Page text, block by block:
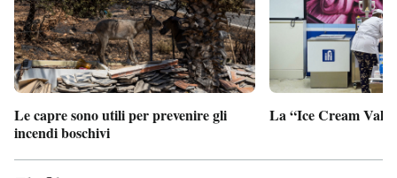
Le capre sono utili per prevenire gli
incendi boschivi
La “Ice Cream